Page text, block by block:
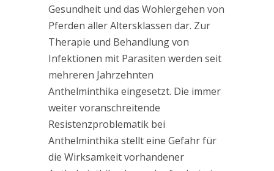
Gesundheit und das Wohlergehen von
Pferden aller Altersklassen dar. Zur
Therapie und Behandlung von
Infektionen mit Parasiten werden seit
mehreren Jahrzehnten
Anthelminthika eingesetzt. Die immer
weiter voranschreitende
Resistenzproblematik bei
Anthelminthika stellt eine Gefahr für
die Wirksamkeit vorhandener